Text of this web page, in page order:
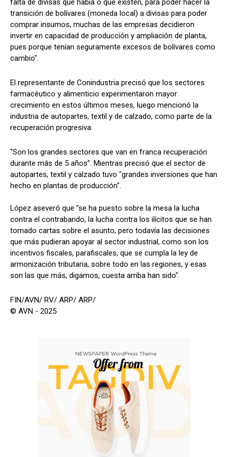
falta de divisas que había o que existen, para poder hacer la
transición de bolívares (moneda local) a divisas para poder
comprar insumos, muchas de las empresas decidieron
invertir en capacidad de producción y ampliación de planta,
pues porque tenían seguramente excesos de bolívares como
cambio".
El representante de Conindustria precisó que los sectores
farmacéutico y alimenticio experimentaron mayor
crecimiento en estos últimos meses, luego mencionó la
industria de autopartes, textil y de calzado, como parte de la
recuperación progresiva.
"Son los grandes sectores que van en franca recuperación
durante más de 5 años”. Mientras precisó que el sector de
autopartes, textil y calzado tuvo "grandes inversiones que han
hecho en plantas de producción".
López aseveró que "se ha puesto sobre la mesa la lucha
contra el contrabando, la lucha contra los ilícitos que se han
tomado cartas sobre el asunto, pero todavía las decisiones
que más pudieran apoyar al sector industrial, como son los
incentivos fiscales, parafiscales, que se cumpla la ley de
armonización tributaria, sobre todo en las regiones, y esas
son las que más, digamos, cuesta arriba han sido".
FIN/AVN/ RV/ ARP/ ARP/
© AVN - 2025